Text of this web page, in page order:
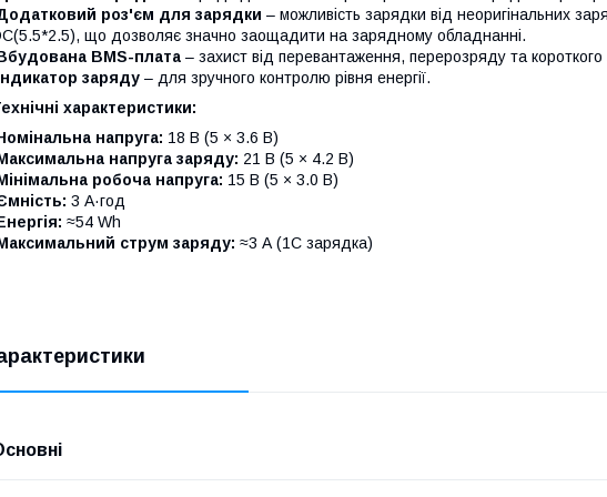
роз'єм для зарядки – можливість зарядки від неоригінальних
що дозволяє значно заощадити на зарядному обладнанні.
BMS-плата – захист від перевантаження, перерозряду та
заряду – для зручного контролю рівня енергії.
характеристики:
напруга: 18 В (5 × 3.6 В)
напруга заряду: 21 В (5 × 4.2 В)
робоча напруга: 15 В (5 × 3.0 В)
3 А·год
≈54 Wh
струм заряду: ≈3 А (1C зарядка)